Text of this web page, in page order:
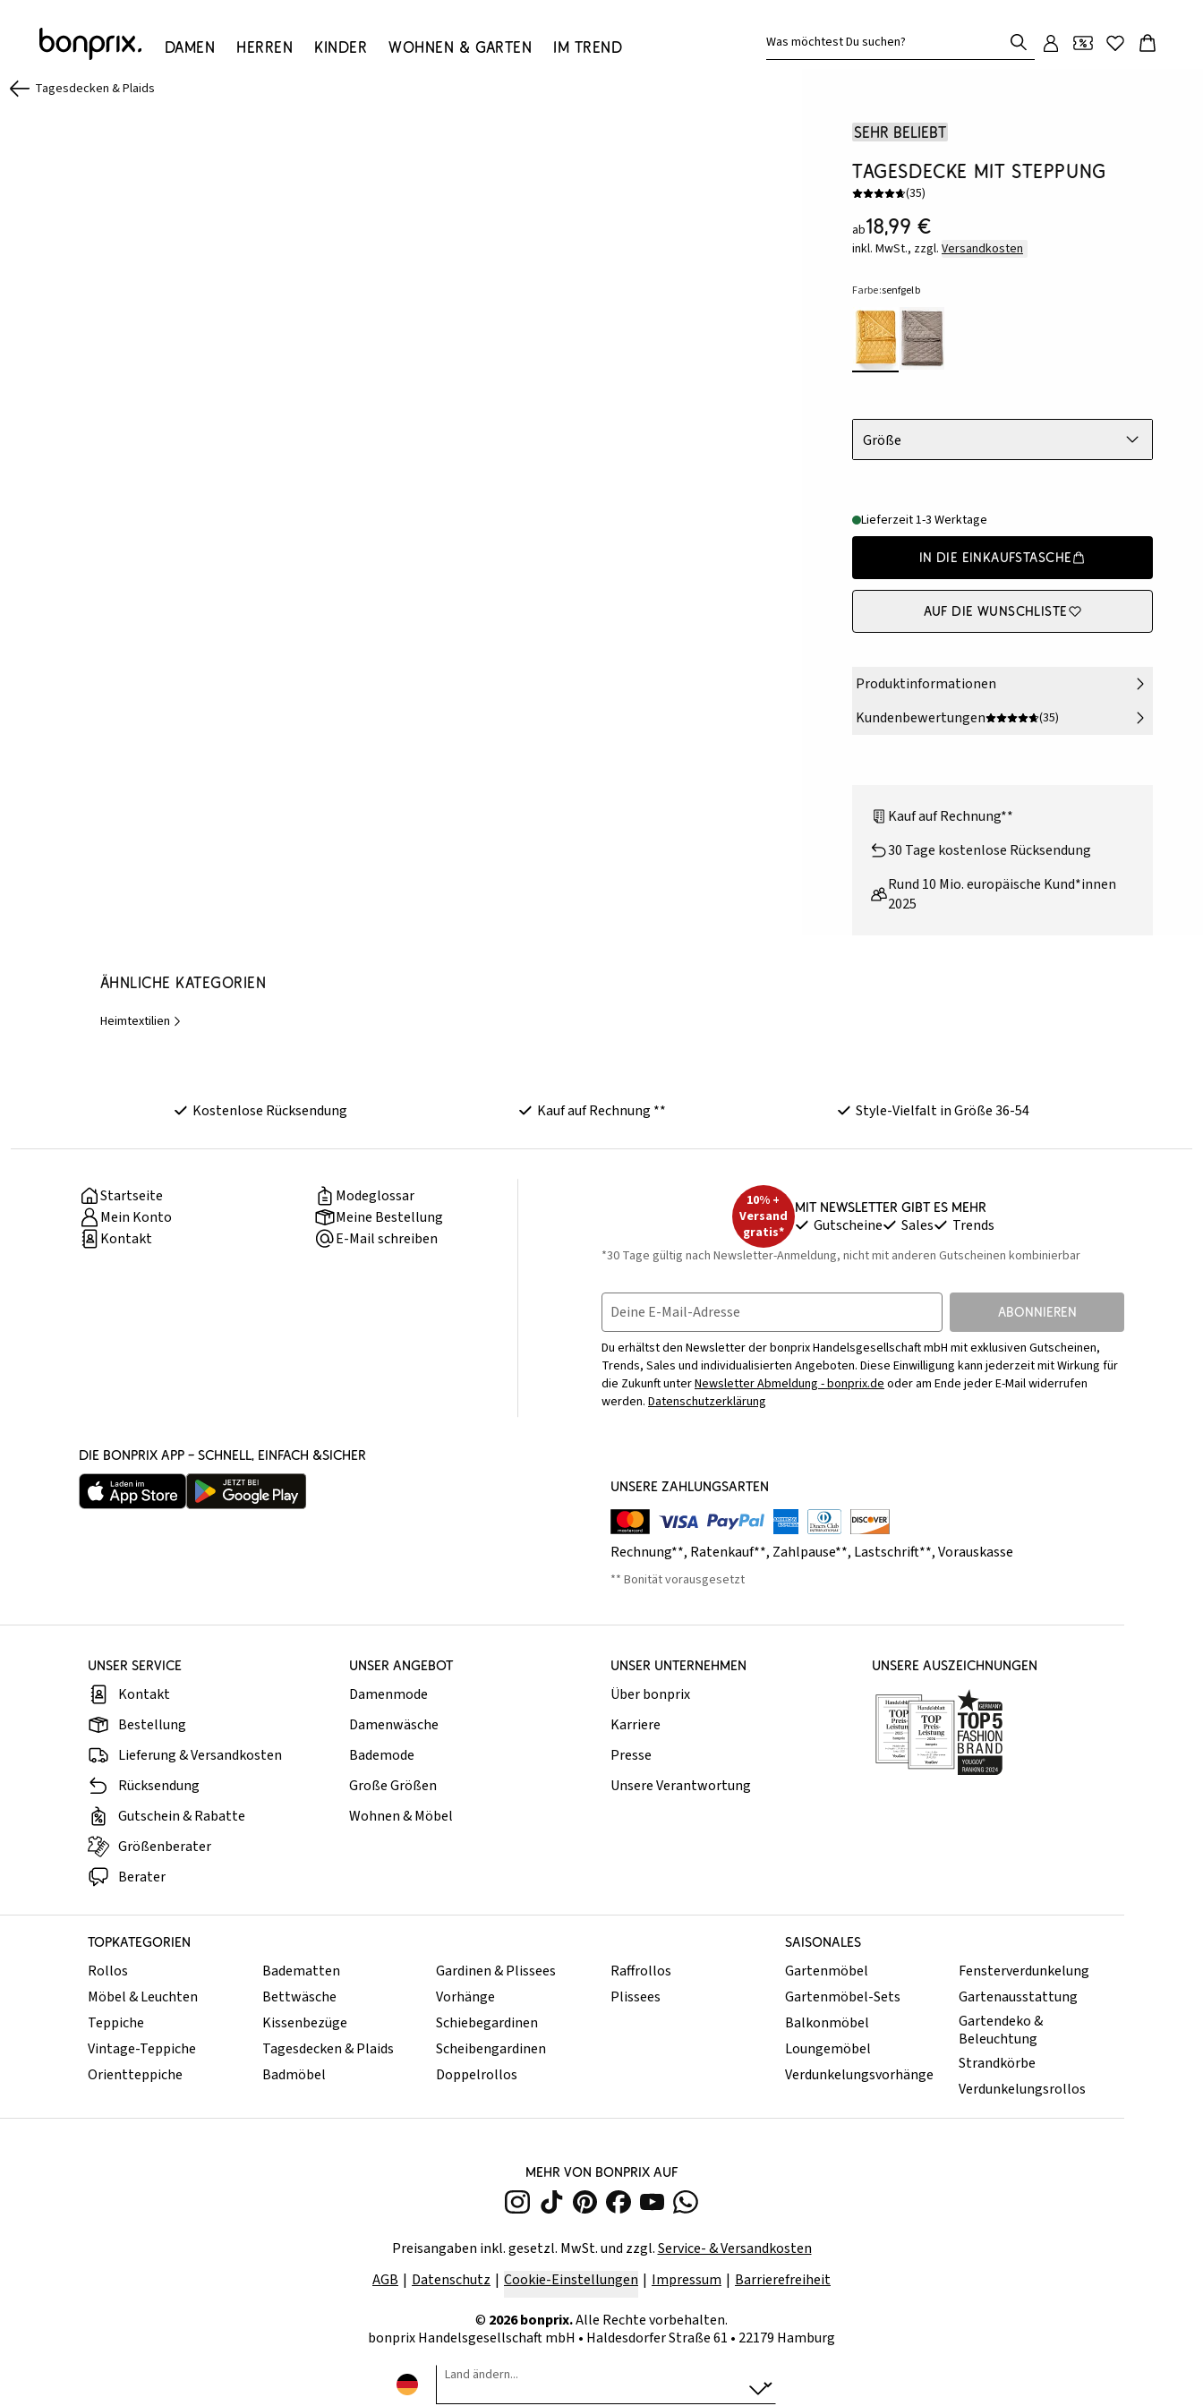
Damen Herren Kinder Wohnen & Garten Im Trend Was möchtest Du suchen?
Tagesdecken & Plaids
Sehr beliebt
Tagesdecke mit Steppung
(35)
ab18,99 €
inkl. MwSt., zzgl. Versandkosten
Farbe:senfgelb
Größe
Lieferzeit 1-3 Werktage
In die Einkaufstasche
Auf die Wunschliste
Produktinformationen
Kundenbewertungen
(35)
Kauf auf Rechnung**
30 Tage kostenlose Rücksendung
Rund 10 Mio. europäische Kund*innen
2025
Ähnliche Kategorien
Heimtextilien
Kostenlose Rücksendung Kauf auf Rechnung ** Style-Vielfalt in Größe 36-54
Startseite
Modeglossar
Mein Konto
Meine Bestellung
Kontakt
E-Mail schreiben
10% +
Versand
gratis*
Mit Newsletter gibt es mehr
Gutscheine Sales Trends
*30 Tage gültig nach Newsletter-Anmeldung, nicht mit anderen Gutscheinen kombinierbar
Deine E-Mail-Adresse ABONNIEREN
Du erhältst den Newsletter der bonprix Handelsgesellschaft mbH mit exklusiven Gutscheinen,
Trends, Sales und individualisierten Angeboten. Diese Einwilligung kann jederzeit mit Wirkung für
die Zukunft unterNewsletter Abmeldung - bonprix.deoder am Ende jeder E-Mail widerrufen
werden. Datenschutzerklärung
DIE BONPRIX APP – SCHNELL, EINFACH &SICHER
UNSERE ZAHLUNGSARTEN
Rechnung**, Ratenkauf**, Zahlpause**, Lastschrift**,Vorauskasse
** Bonität vorausgesetzt
UNSER SERVICE
Kontakt
Bestellung
Lieferung & Versandkosten
Rücksendung
Gutschein & Rabatte
Größenberater
Berater
UNSER ANGEBOT
Damenmode
Damenwäsche
Bademode
Große Größen
Wohnen & Möbel
UNSER UNTERNEHMEN
Über bonprix
Karriere
Presse
Unsere Verantwortung
UNSERE AUSZEICHNUNGEN
TOPKATEGORIEN SAISONALES
Rollos
Möbel & Leuchten
Teppiche
Vintage-Teppiche
Orientteppiche
Badematten
Bettwäsche
Kissenbezüge
Tagesdecken & Plaids
Badmöbel
Gardinen & Plissees
Vorhänge
Schiebegardinen
Scheibengardinen
Doppelrollos
Raffrollos
Plissees
Gartenmöbel
Gartenmöbel-Sets
Balkonmöbel
Loungemöbel
Verdunkelungsvorhänge
Fensterverdunkelung
Gartenausstattung
Gartendeko &
Beleuchtung
Strandkörbe
Verdunkelungsrollos
MEHR VON BONPRIX AUF
Preisangaben inkl. gesetzl. MwSt. und zzgl.Service- & Versandkosten
AGB
Datenschutz Cookie-Einstellungen Impressum Barrierefreiheit
© 2026bonprix.Alle Rechte vorbehalten.
bonprix Handelsgesellschaft mbH • Haldesdorfer Straße 61 • 22179 Hamburg
Land ändern...